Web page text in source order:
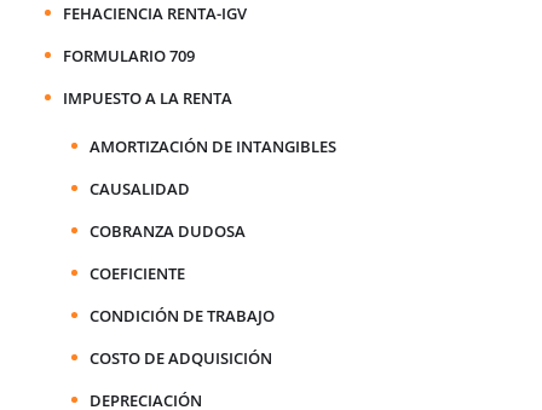
FEHACIENCIA RENTA-IGV
FORMULARIO 709
IMPUESTO A LA RENTA
AMORTIZACIÓN DE INTANGIBLES
CAUSALIDAD
COBRANZA DUDOSA
COEFICIENTE
CONDICIÓN DE TRABAJO
COSTO DE ADQUISICIÓN
DEPRECIACIÓN